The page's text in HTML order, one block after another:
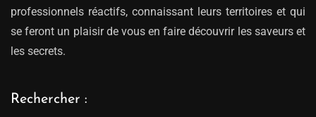
professionnels réactifs, connaissant leurs territoires et qui
se feront un plaisir de vous en faire découvrir les saveurs et
les secrets.
Rechercher :